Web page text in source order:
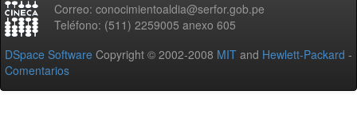
Correo: conocimientoaldia@serfor.gob.pe
Teléfono: (511) 2259005 anexo 605
DSpace Software Copyright © 2002-2008 MIT and Hewlett-Packard -
Comentarios